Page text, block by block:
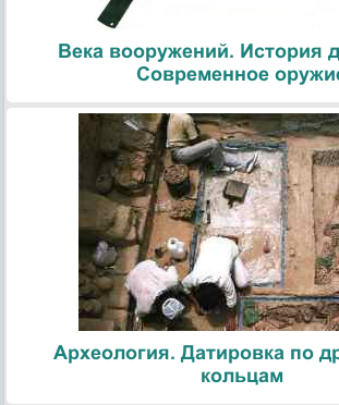
Века вооружений. История
Современное
Археология. Датировка по
кольцам